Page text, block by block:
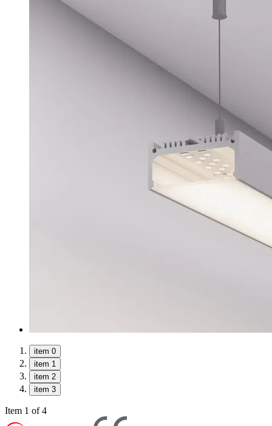
item 0
item 1
item 2
item 3
Item 1 of 4